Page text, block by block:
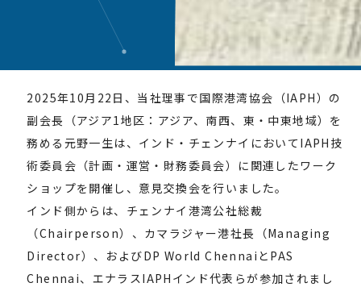
2025年10月22日、当社理事で国際港湾協会（IAPH）の
副会長（アジア1地区：アジア、南西、東・中東地域）を
務める元野一生は、インド・チェンナイにおいてIAPH技
術委員会（計画・運営・財務委員会）に関連したワーク
ショップを開催し、意見交換会を行いました。
インド側からは、チェンナイ港湾公社総裁
（Chairperson）、カマラジャー港社長（Managing
Director）、およびDP World ChennaiとPAS
Chennai、エナラスIAPHインド代表らが参加されまし